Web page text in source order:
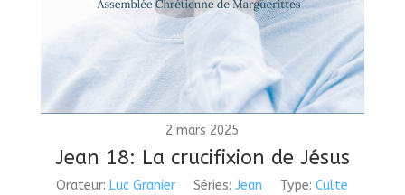
2 mars 2025
Jean 18: La crucifixion de Jésus
Orateur: Luc Granier Séries: Jean Type: Culte